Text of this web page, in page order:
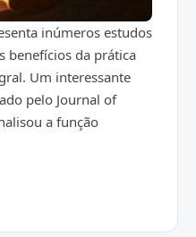
inúmeros estudos
benefícios da prática
Um interessante
pelo Journal of
a função